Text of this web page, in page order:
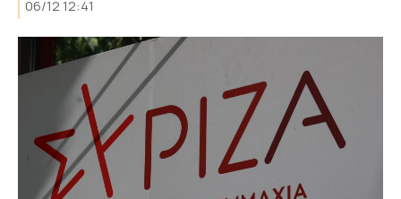
06/12 12:41